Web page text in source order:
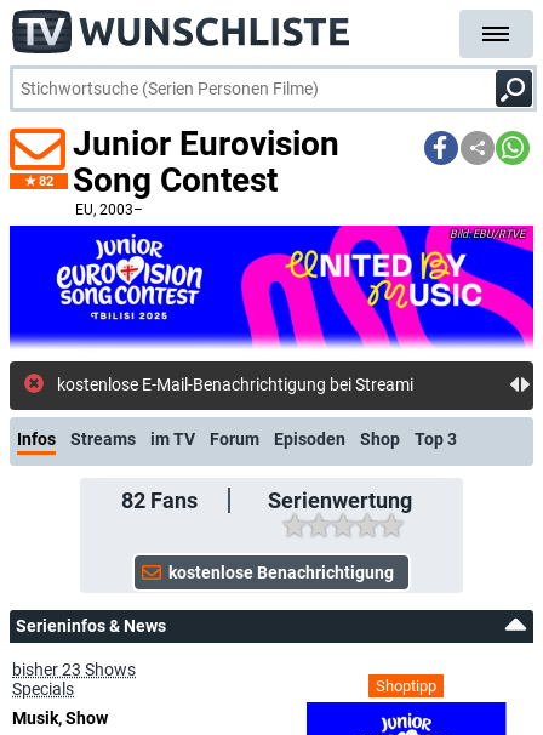
82
Junior Eurovision
Song Contest
EU, 2003–
EBU/RTVE
Infos Streams im TV Forum Episoden Shop Top 3
82Fans Serienwertung
Serieninfos & News
Shoptipp
bisher 23 Shows
Specials
Musik, Show